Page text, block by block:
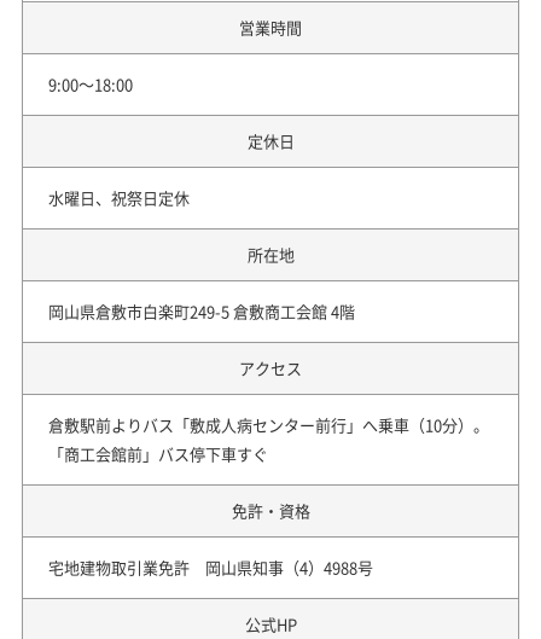
営業時間
9:00～18:00
定休日
水曜日、祝祭日定休
所在地
岡山県倉敷市白楽町249-5 倉敷商工会館 4階
アクセス
倉敷駅前よりバス「敷成人病センター前行」へ乗車（10分）。
「商工会館前」バス停下車すぐ
免許・資格
宅地建物取引業免許 岡山県知事（4）4988号
公式HP